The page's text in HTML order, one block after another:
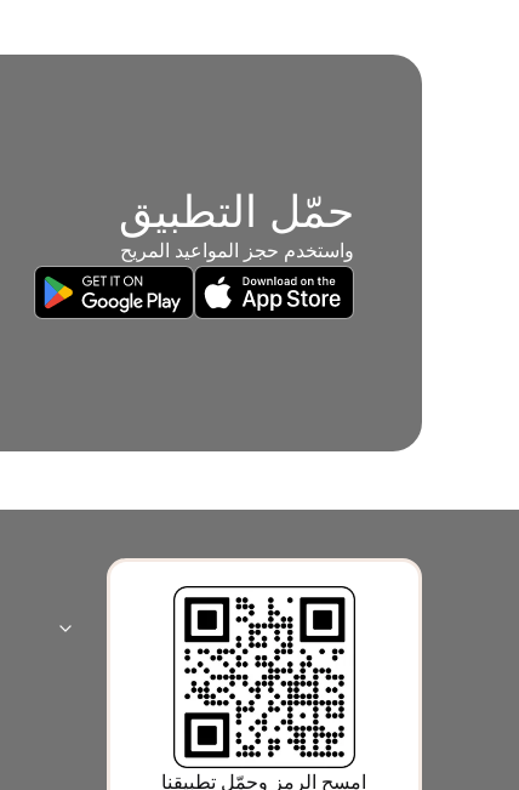
حمّل التطبيق
واستخدم حجز المواعيد المريح
Expand category
امسح الرمز وحمّل تطبيقنا